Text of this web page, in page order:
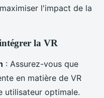
l'impact de la
la VR
: Assurez-vous que
en matière de VR
utilisateur optimale.